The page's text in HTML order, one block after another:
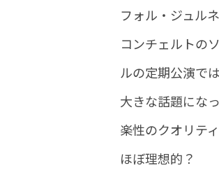
フォル・ジュル
コンチェルトの
ルの定期公演で
大きな話題にな
楽性のクオリテ
ほぼ理想的？